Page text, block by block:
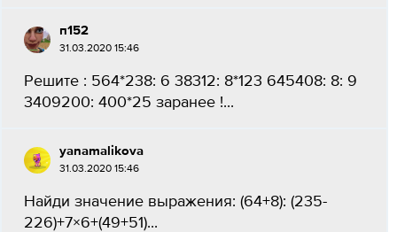
п152
31.03.2020 15:46
Решите : 564*238: 6 38312: 8*123 645408: 8: 9
3409200: 400*25 заранее !...
yanamalikova
31.03.2020 15:46
Найди значение выражения: (64+8): (235-
226)+7×6+(49+51)...